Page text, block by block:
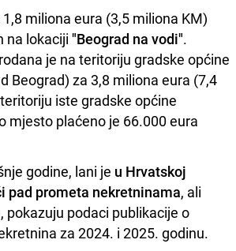
miliona eura (3,5 miliona KM)
na lokaciji "Beograd na vodi".
je na teritoriju gradske općine
Beograd) za 3,8 miliona eura (7,4
iste gradske općine
mjesto plaćeno je 66.000 eura
godine, lani je u Hrvatskoj
pad prometa nekretninama, ali
pokazuju podaci publikacije o
za 2024. i 2025. godinu.